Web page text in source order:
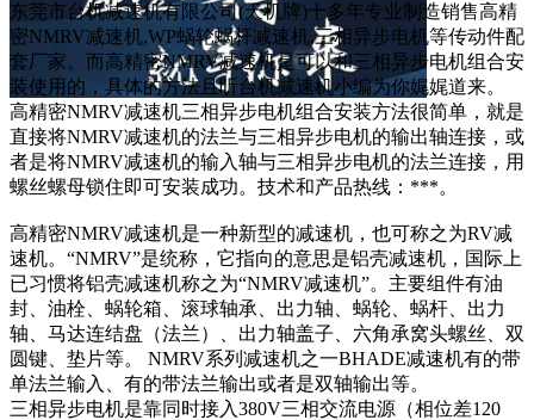
东莞市台机减速机有限公司(天机牌)十多年专业制造销售高精
密NMRV减速机,WP蜗轮蜗杆减速机,三相异步电机等传动件配
套厂家。而高精密NMRV减速机是可以和三相异步电机组合安
装使用的，具体的方法且听台机减速机小编为你娓娓道来。
高精密NMRV减速机三相异步电机组合安装方法很简单，就是
直接将NMRV减速机的法兰与三相异步电机的输出轴连接，或
者是将NMRV减速机的输入轴与三相异步电机的法兰连接，用
螺丝螺母锁住即可安装成功。技术和产品热线：***。
高精密NMRV减速机是一种新型的减速机，也可称之为RV减
速机。“NMRV”是统称，它指向的意思是铝壳减速机，国际上
已习惯将铝壳减速机称之为“NMRV减速机”。主要组件有油
封、油栓、蜗轮箱、滚球轴承、出力轴、蜗轮、蜗杆、出力
轴、马达连结盘（法兰）、出力轴盖子、六角承窝头螺丝、双
圆键、垫片等。 NMRV系列减速机之一BHADE减速机有的带
单法兰输入、有的带法兰输出或者是双轴输出等。
三相异步电机是靠同时接入380V三相交流电源（相位差120